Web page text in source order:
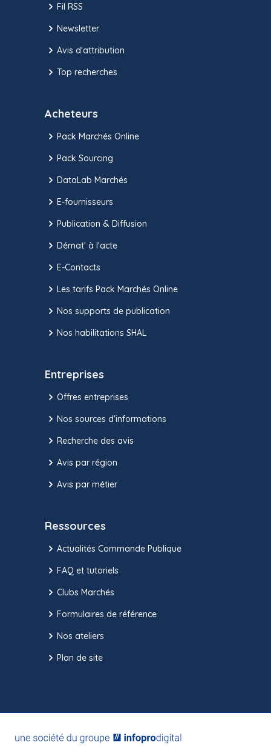
Fil RSS
Newsletter
Avis d'attribution
Top recherches
Acheteurs
Pack Marchés Online
Pack Sourcing
DataLab Marchés
E-fournisseurs
Publication & Diffusion
Démat' à l'acte
E-Contacts
Les tarifs Pack Marchés Online
Nos supports de publication
Nos habilitations SHAL
Entreprises
Offres entreprises
Nos sources d'informations
Recherche des avis
Avis par région
Avis par métier
Ressources
Actualités Commande Publique
FAQ et tutoriels
Clubs Marchés
Formulaires de référence
Nos ateliers
Plan de site